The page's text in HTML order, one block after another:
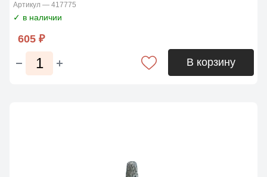
Артикул — 417775
✓ в наличии
605 ₽
В корзину